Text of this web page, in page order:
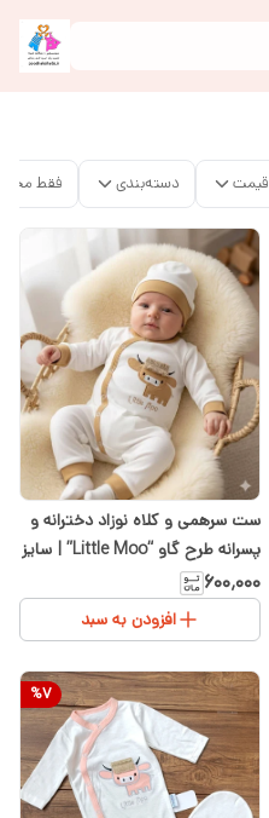
قیمت دسته‌بندی فقط
ست سرهمی و کلاه نوزاد دخترانه و
پسرانه طرح گاو “Little Moo” | سایز
۱ و ۲ پنبه | کرم سفید
۶۰۰٬۰۰۰
افزودن به سبد
%7